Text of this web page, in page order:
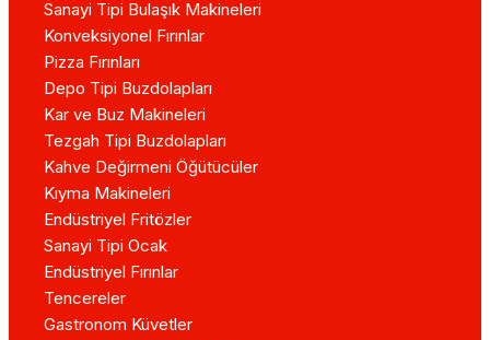
Sanayi Tipi Bulaşık Makineleri
Konveksiyonel Fırınlar
Pizza Fırınları
Depo Tipi Buzdolapları
Kar ve Buz Makineleri
Tezgah Tipi Buzdolapları
Kahve Değirmeni Öğütücüler
Kıyma Makineleri
Endüstriyel Fritözler
Sanayi Tipi Ocak
Endüstriyel Fırınlar
Tencereler
Gastronom Küvetler